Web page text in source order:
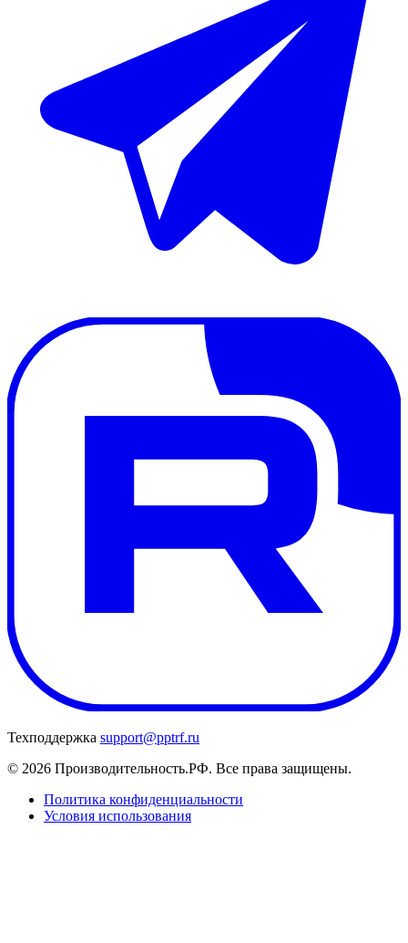
Техподдержка support@pptrf.ru
© 2026 Производительность.РФ. Все права защищены.
Политика конфиденциальности
Условия использования